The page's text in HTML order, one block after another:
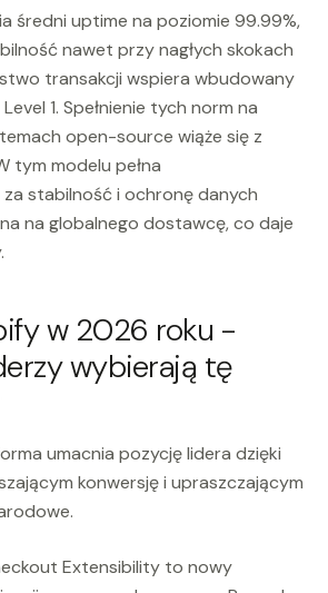
średni uptime na poziomie 99.99%,
nawet przy nagłych skokach
transakcji wspiera wbudowany
1. Spełnienie tych norm na
open-source wiąże się z
tym modelu pełna
stabilność i ochronę danych
na globalnego dostawcę, co daje
w 2026 roku -
wybierają tę
umacnia pozycję lidera dzięki
konwersję i upraszczającym
Extensibility to nowy